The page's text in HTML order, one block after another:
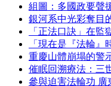
組圖：多國政要聲
銀河系中光彩奪目
「正法口訣」在監
「現在是『法輪』
重慶山體崩塌的警
催眠回溯療法：三
參與迫害法輪功 廣